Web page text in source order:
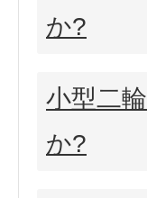
か?
小型二
か?